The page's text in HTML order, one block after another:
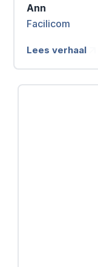
Ann
Facilicom
Lees verhaal